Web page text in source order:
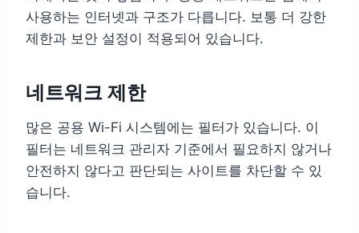
사용하는 인터넷과 구조가 다릅니다. 보통 더 강한
제한과 보안 설정이 적용되어 있습니다.
네트워크 제한
많은 공용 Wi-Fi 시스템에는 필터가 있습니다. 이
필터는 네트워크 관리자 기준에서 필요하지 않거나
안전하지 않다고 판단되는 사이트를 차단할 수 있
습니다.